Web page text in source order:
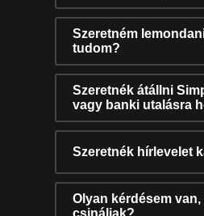
Szeretném
tudom?
Szeretnék átállni
vagy banki utalásra
Szeretnék hírlevelet
Olyan kérdésem
csináljak?